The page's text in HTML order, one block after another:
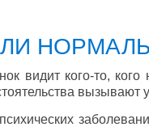
видит кого-то,